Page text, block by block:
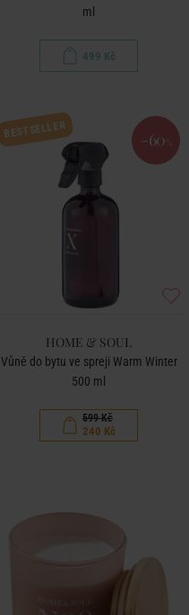
ml
499 Kč
BESTSELLER -60 %
HOME & SOUL
Vůně do bytu ve spreji Warm Winter
500 ml
599 Kč
240 Kč